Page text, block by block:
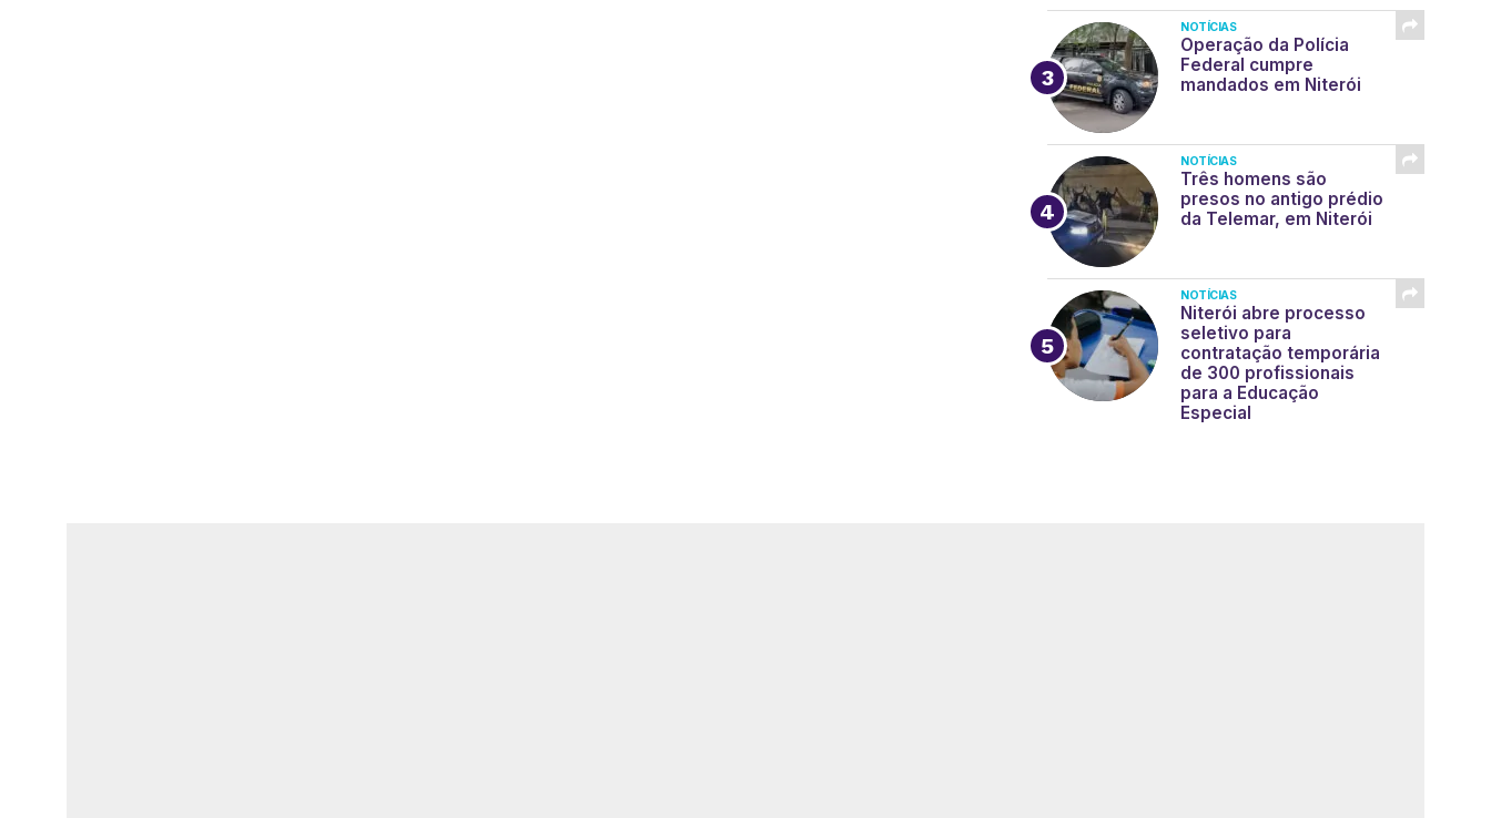
NOTÍCIAS
Operação da Polícia
Federal cumpre
mandados em Niterói
NOTÍCIAS
Três homens são
presos no antigo prédio
da Telemar, em Niterói
NOTÍCIAS
Niterói abre processo
seletivo para
contratação temporária
de 300 profissionais
para a Educação
Especial